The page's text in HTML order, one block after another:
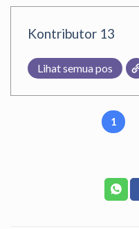
Kontributor 13
Lihat semua pos
1